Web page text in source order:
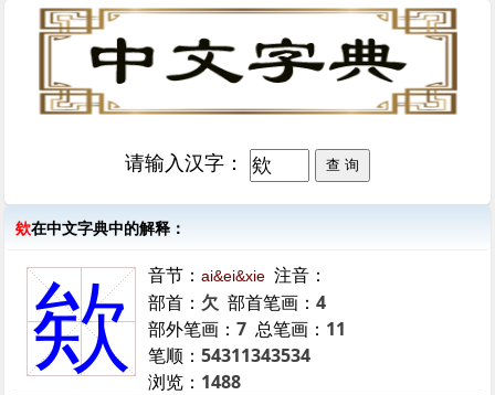
请输入汉字：
欸在中文字典中的解释：
欸 音节：ai&ei&xie 注音：
部首： 欠 部首笔画：4
部外笔画：7 总笔画： 11
笔顺：54311343534
浏览： 1488